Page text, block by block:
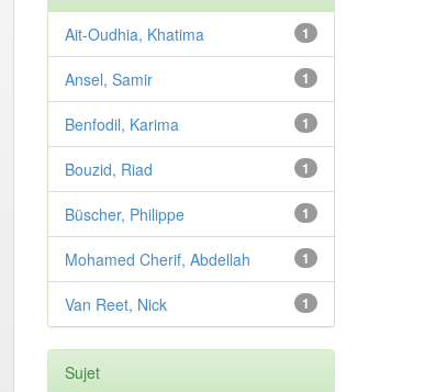
1
Ait-Oudhia, Khatima
1
Ansel, Samir
1
Benfodil, Karima
1
Bouzid, Riad
1
Büscher, Philippe
1
Mohamed Cherif, Abdellah
1
Van Reet, Nick
Sujet